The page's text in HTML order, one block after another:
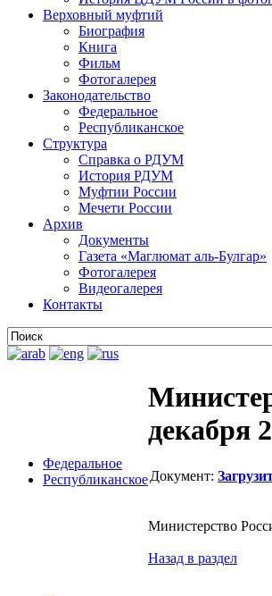
Верховный муфтий
Биография
Книга
Фильм
Фотогалерея
Законодательство
Федеральное
Республиканское
Структура
Справка о РДУМ
История РДУМ
Муфтии России
Мечети России
Архив
Документы
Газета «Маглюмат аль-Булгар»
Фотогалерея
Видеогалерея
Контакты
Федеральное
Республиканское
декабря
Документ:
Министерство
Назад в раздел